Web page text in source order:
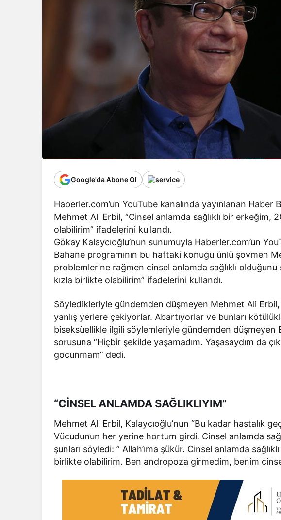
Google'da Abone Ol
Haberler.com’un YouTube kanalında yayınlanan Haber
Mehmet Ali Erbil, “Cinsel anlamda sağlıklı bir erkeğim,
olabilirim” ifadelerini kullandı.
Gökay Kalaycıoğlu’nun sunumuyla Haberler.com’un
Bahane programının bu haftaki konuğu ünlü şovmen
problemlerine rağmen cinsel anlamda sağlıklı
kızla birlikte olabilirim” ifadelerini kullandı.
Söyledikleriyle gündemden düşmeyen Mehmet Ali
yanlış yerlere çekiyorlar. Abartıyorlar ve bunları
biseksüellikle ilgili söylemleriyle gündemden düşmeyen
sorusuna “Hiçbir şekilde yaşamadım. Yaşasaydım da
gocunmam” dedi.
“CİNSEL ANLAMDA SAĞLIKLIYIM”
Mehmet Ali Erbil, Kalaycıoğlu’nun “Bu kadar hastalık
Vücudunun her yerine hortum girdi. Cinsel anlamda
şunları söyledi: ” Allah’ıma şükür. Cinsel anlamda
birlikte olabilirim. Ben andropoza girmedim, benim